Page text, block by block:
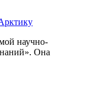
научно-
Она